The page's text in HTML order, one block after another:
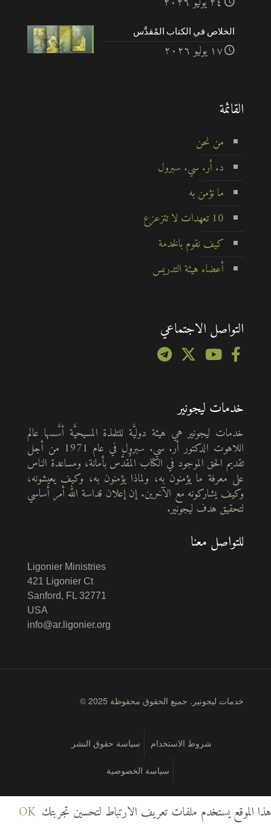
الخلاص في الكتاب المُقدَّس
۱۷ يوليو ۲۰۲٦
القائمة
من نحن
د. أر. سي. سبرول
ما نؤمن به
10 تعهدات لا تتزعزع
كيف نقوم بالخدمة
أعضاء هيئة التدريس
التواصل الاجتماعي
خدمات ليجونير
خدمات ليجونير هي هيئة دوليَّة للتلمذة المسيحيَّة أسَّسها عالم
اللاهوت الدكتور أر. سي. سبرول في عام 1971 من أجل
تقديم الحق الموجود في الكتاب المُقدَّس بأمانة، ومساعدة الناس
على معرفة ما يؤمنون به، ولماذا يؤمنون به، وكيف يعيشونه،
وكيف يشاركونه مع الآخرين. إن إعلان قداسة الله أمر أساسي
لتحقيق هدف ليجونير.
للتواصل معنا
Ligonier Ministries
421 Ligonier Ct
Sanford, FL 32771
USA
info@ar.ligonier.org
© 2025 خدمات ليجونير. جميع الحقوق محفوظة
شروط الاستخدام سياسة حقوق النشر
سياسة الخصوصية
هذا الموقع يستخدم ملفات تعريف الارتباط لتحسين تجربتك OK